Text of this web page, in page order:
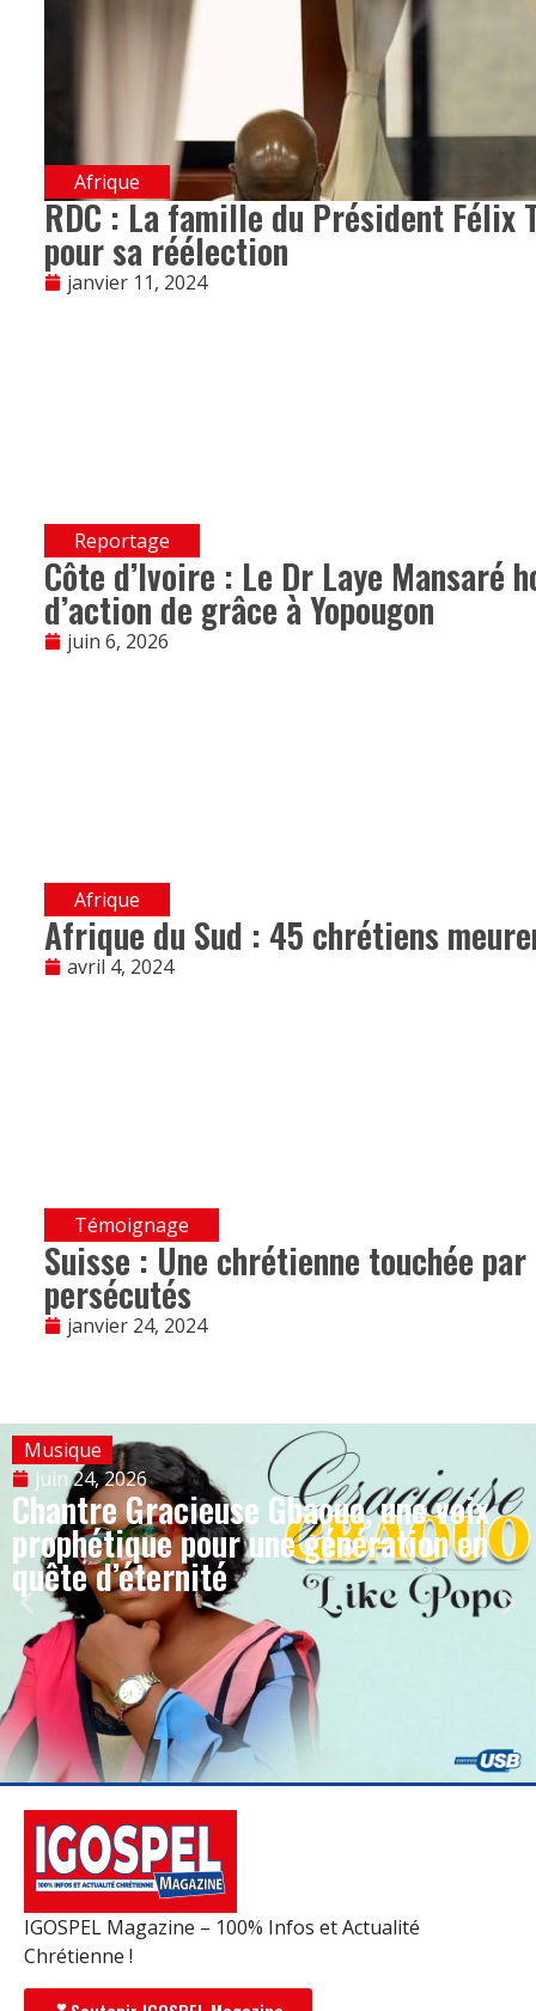
Afrique
RDC : La famille du Président Félix
pour sa réélection
janvier 11, 2024
Reportage
Côte d’Ivoire : Le Dr Laye Mansaré
d’action de grâce à Yopougon
juin 6, 2026
Afrique
Afrique du Sud : 45 chrétiens
avril 4, 2024
Témoignage
Suisse : Une chrétienne touchée
persécutés
janvier 24, 2024
Musique
juin 24, 2026
Chantre Gracieuse Gbaouo, une voix
prophétique pour une génération en
quête d’éternité
IGOSPEL Magazine – 100% Infos et Actualité
Chrétienne !